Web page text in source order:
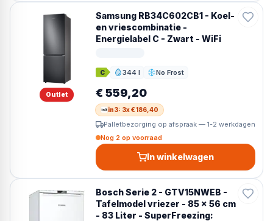
Outlet
Samsung RB34C602CB1 - Koel-
en vriescombinatie -
Energielabel C - Zwart - WiFi
C 344 l
Inhoud No Frost
Ontdooien
€ 559,20
in3: 3x € 186,40
Palletbezorging op afspraak — 1-2 werkdagen
Nog 2 op voorraad
In winkelwagen
Bosch Serie 2 - GTV15NWEB -
Tafelmodel vriezer - 85 x 56 cm
- 83 Liter - SuperFreezing: